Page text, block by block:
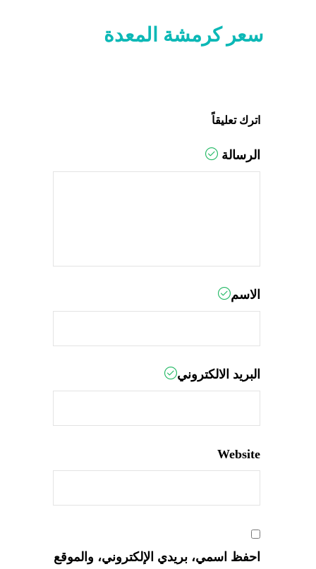
سعر كرمشة المعدة
اترك تعليقاً
الرسالة
الاسم
البريد الالكتروني
Website
احفظ اسمي، بريدي الإلكتروني، والموقع